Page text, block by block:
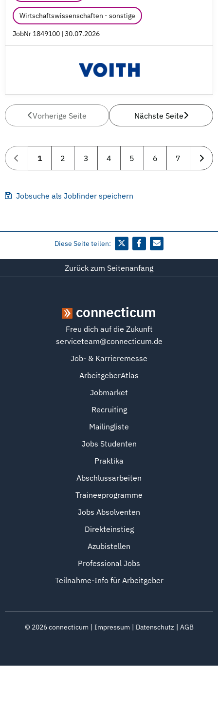
Wirtschaftswissenschaften - sonstige
JobNr 1849100 | 30.07.2026
Vorherige Seite Nächste Seite
1 2 3 4 5 6 7
Jobsuche als Jobfinder speichern
Diese Seite teilen:
Zurück zum Seitenanfang
connecticum
Freu dich auf die Zukunft
serviceteam@connecticum.de
Job- & Karrieremesse
ArbeitgeberAtlas
Jobmarket
Recruiting
Mailingliste
Jobs Studenten
Praktika
Abschlussarbeiten
Traineeprogramme
Jobs Absolventen
Direkteinstieg
Azubistellen
Professional Jobs
Teilnahme-Info für Arbeitgeber
© 2026connecticum Impressum Datenschutz AGB